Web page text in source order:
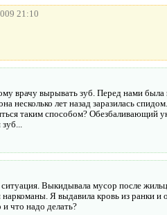
21:10
врачу вырывать зуб. Перед нами
несколько лет назад заразилась
таким способом? Обезбаливающий
Выкидывала мусор после
Я выдавила кровь из ранки и
что надо делать?